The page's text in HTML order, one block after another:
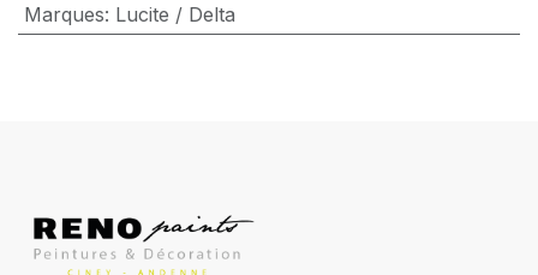
Marques: Lucite / Delta